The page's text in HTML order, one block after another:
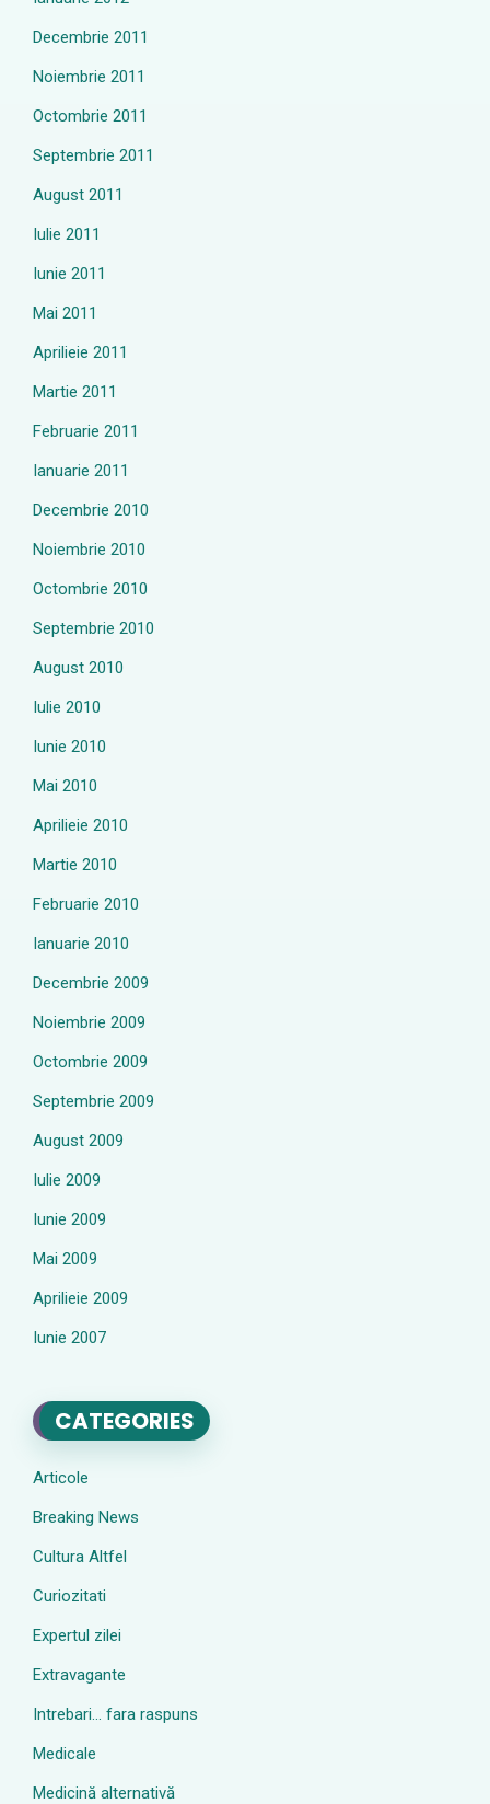
Decembrie 2011
Noiembrie 2011
Octombrie 2011
Septembrie 2011
August 2011
Iulie 2011
Iunie 2011
Mai 2011
Aprilieie 2011
Martie 2011
Februarie 2011
Ianuarie 2011
Decembrie 2010
Noiembrie 2010
Octombrie 2010
Septembrie 2010
August 2010
Iulie 2010
Iunie 2010
Mai 2010
Aprilieie 2010
Martie 2010
Februarie 2010
Ianuarie 2010
Decembrie 2009
Noiembrie 2009
Octombrie 2009
Septembrie 2009
August 2009
Iulie 2009
Iunie 2009
Mai 2009
Aprilieie 2009
Iunie 2007
CATEGORIES
Articole
Breaking News
Cultura Altfel
Curiozitati
Expertul zilei
Extravagante
Intrebari… fara raspuns
Medicale
Medicină alternativă